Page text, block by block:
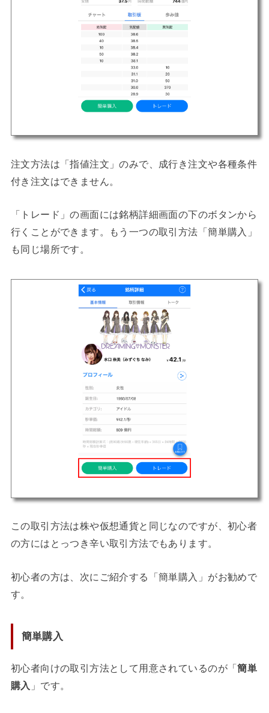
注文方法は「指値注文」のみで、成行き注文や各種条件
付き注文はできません。
「トレード」の画面には銘柄詳細画面の下のボタンから
行くことができます。もう一つの取引方法「簡単購入」
も同じ場所です。
この取引方法は株や仮想通貨と同じなのですが、初心者
の方にはとっつき辛い取引方法でもあります。
初心者の方は、次にご紹介する「簡単購入」がお勧めで
す。
簡単購入
初心者向けの取引方法として用意されているのが「簡単
購入 」です。